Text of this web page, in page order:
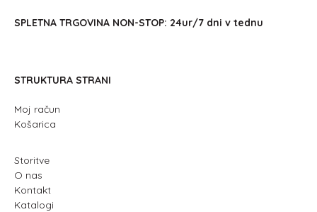
SPLETNA TRGOVINA NON-STOP: 24ur/7 dni v tednu
STRUKTURA STRANI
Moj račun
Košarica
Storitve
O nas
Kontakt
Katalogi